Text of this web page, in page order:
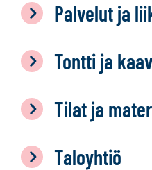
Palvelut ja
Tontti ja
Tilat ja
Taloyhtiö